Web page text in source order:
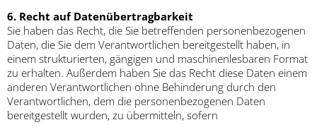
6. Recht auf Datenübertragbarkeit
Sie haben das Recht, die Sie betreffenden personenbezogenen
Daten, die Sie dem Verantwortlichen bereitgestellt haben, in
einem strukturierten, gängigen und maschinenlesbaren Format
zu erhalten. Außerdem haben Sie das Recht diese Daten einem
anderen Verantwortlichen ohne Behinderung durch den
Verantwortlichen, dem die personenbezogenen Daten
bereitgestellt wurden, zu übermitteln, sofern